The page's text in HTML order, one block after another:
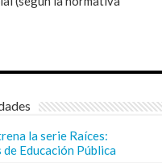
la serie Raíces:
Educación Pública